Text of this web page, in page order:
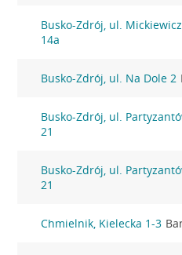
Busko-Zdrój, ul.
14a
Busko-Zdrój, ul. Na Dole 2
Busko-Zdrój, ul.
21
Busko-Zdrój, ul.
21
Chmielnik, Kielecka 1-3